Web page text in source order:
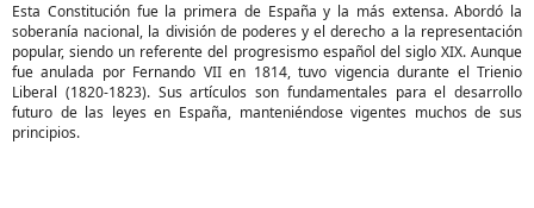
Esta Constitución fue la primera de España y la más extensa. Abordó la
soberanía nacional, la división de poderes y el derecho a la representación
popular, siendo un referente del progresismo español del siglo XIX. Aunque
fue anulada por Fernando VII en 1814, tuvo vigencia durante el Trienio
Liberal (1820-1823). Sus artículos son fundamentales para el desarrollo
futuro de las leyes en España, manteniéndose vigentes muchos de sus
principios.